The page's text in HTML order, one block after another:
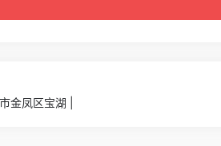
金凤区宝湖 |